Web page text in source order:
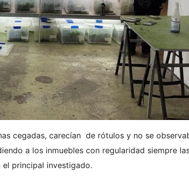
cegadas, carecían de rótulos y no se
a los inmuebles con regularidad siempre
principal investigado.